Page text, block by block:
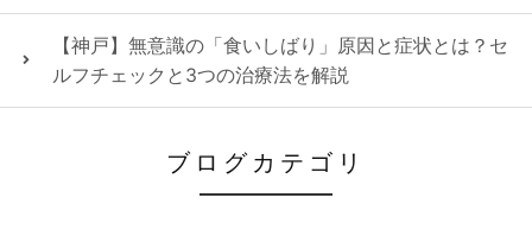
【神戸】無意識の「食いしばり」原因と症状とは？セ
ルフチェックと3つの治療法を解説
ブログカテゴリ